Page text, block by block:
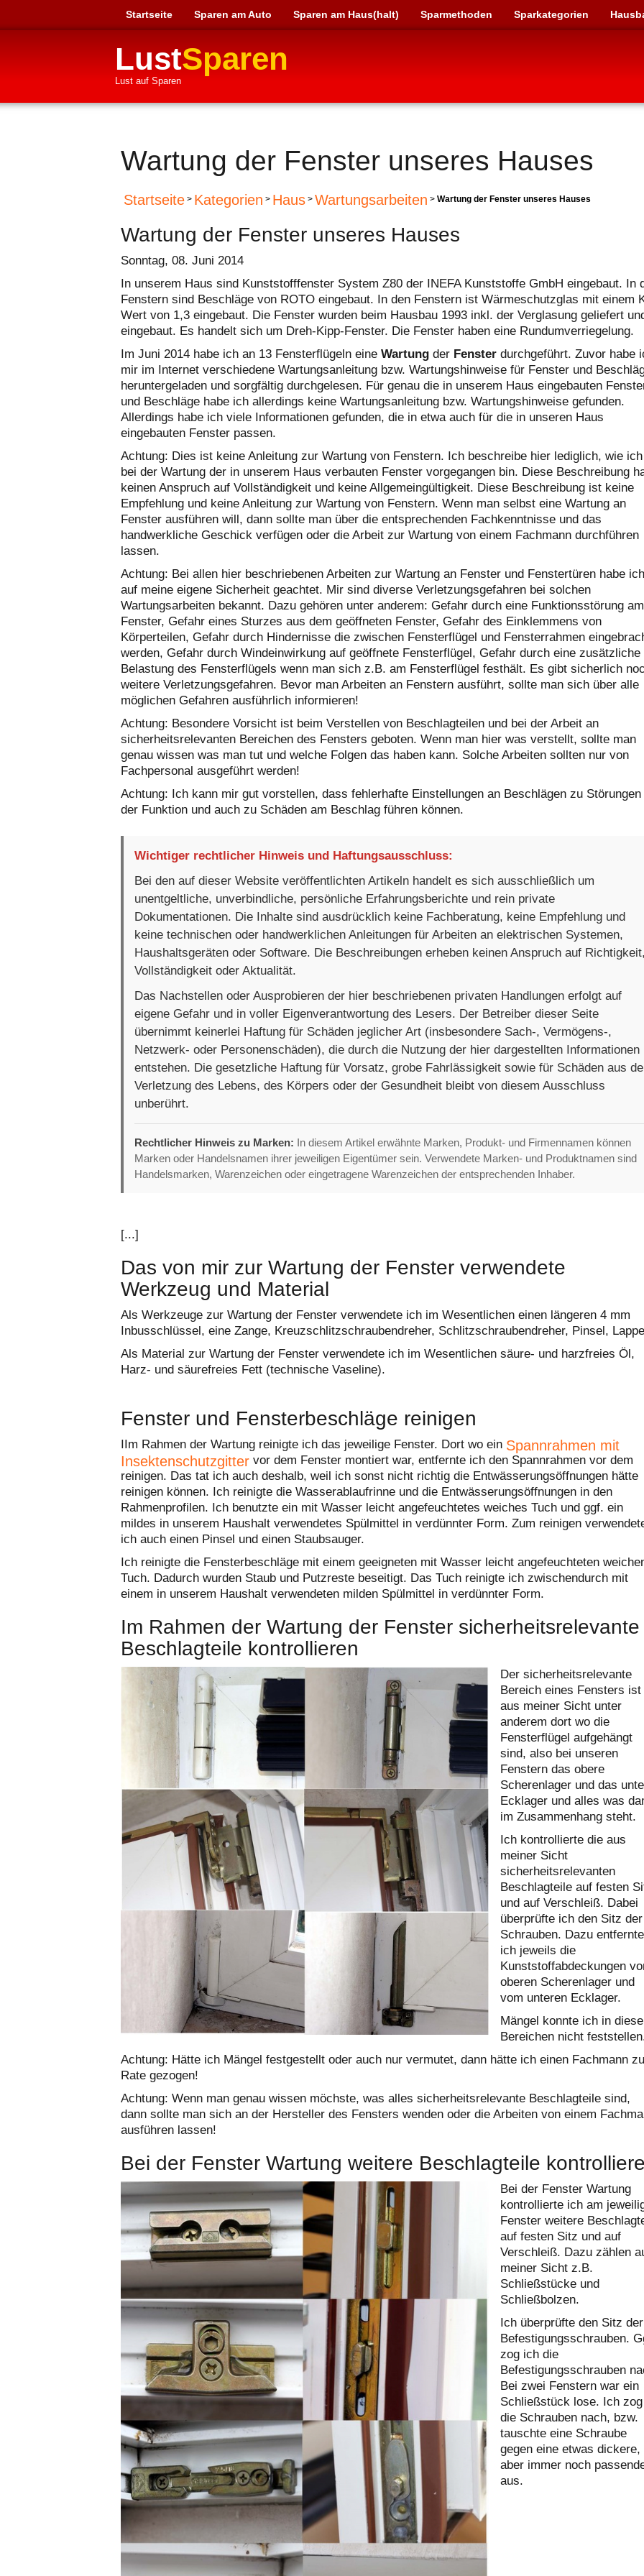
Startseite Sparen am Auto Sparen am Haus(halt) Sparmethoden Sparkategorien
LustSparen
Lust auf Sparen
Wartung der Fenster unseres Hauses
Startseite > Kategorien > Haus > Wartungsarbeiten > Wartung der Fenster unseres Hauses
Wartung der Fenster unseres Hauses
Sonntag, 08. Juni 2014
In unserem Haus sind Kunststofffenster System Z80 der INEFA Kunststoffe GmbH eingebaut. In
Fenstern sind Beschläge von ROTO eingebaut. In den Fenstern ist Wärmeschutzglas mit einem
Wert von 1,3 eingebaut. Die Fenster wurden beim Hausbau 1993 inkl. der Verglasung geliefert
eingebaut. Es handelt sich um Dreh-Kipp-Fenster. Die Fenster haben eine Rundumverriegelung.
Im Juni 2014 habe ich an 13 Fensterflügeln eine Wartung der Fenster durchgeführt. Zuvor habe
mir im Internet verschiedene Wartungsanleitung bzw. Wartungshinweise für Fenster und
heruntergeladen und sorgfältig durchgelesen. Für genau die in unserem Haus eingebauten
und Beschläge habe ich allerdings keine Wartungsanleitung bzw. Wartungshinweise gefunden.
Allerdings habe ich viele Informationen gefunden, die in etwa auch für die in unseren Haus
eingebauten Fenster passen.
Achtung: Dies ist keine Anleitung zur Wartung von Fenstern. Ich beschreibe hier lediglich, wie ich
bei der Wartung der in unserem Haus verbauten Fenster vorgegangen bin. Diese Beschreibung
keinen Anspruch auf Vollständigkeit und keine Allgemeingültigkeit. Diese Beschreibung ist keine
Empfehlung und keine Anleitung zur Wartung von Fenstern. Wenn man selbst eine Wartung an
Fenster ausführen will, dann sollte man über die entsprechenden Fachkenntnisse und das
handwerkliche Geschick verfügen oder die Arbeit zur Wartung von einem Fachmann durchführen
lassen.
Achtung: Bei allen hier beschriebenen Arbeiten zur Wartung an Fenster und Fenstertüren habe ich
auf meine eigene Sicherheit geachtet. Mir sind diverse Verletzungsgefahren bei solchen
Wartungsarbeiten bekannt. Dazu gehören unter anderem: Gefahr durch eine Funktionsstörung am
Fenster, Gefahr eines Sturzes aus dem geöffneten Fenster, Gefahr des Einklemmens von
Körperteilen, Gefahr durch Hindernisse die zwischen Fensterflügel und Fensterrahmen
werden, Gefahr durch Windeinwirkung auf geöffnete Fensterflügel, Gefahr durch eine zusätzliche
Belastung des Fensterflügels wenn man sich z.B. am Fensterflügel festhält. Es gibt sicherlich
weitere Verletzungsgefahren. Bevor man Arbeiten an Fenstern ausführt, sollte man sich über alle
möglichen Gefahren ausführlich informieren!
Achtung: Besondere Vorsicht ist beim Verstellen von Beschlagteilen und bei der Arbeit an
sicherheitsrelevanten Bereichen des Fensters geboten. Wenn man hier was verstellt, sollte man
genau wissen was man tut und welche Folgen das haben kann. Solche Arbeiten sollten nur von
Fachpersonal ausgeführt werden!
Achtung: Ich kann mir gut vorstellen, dass fehlerhafte Einstellungen an Beschlägen zu Störungen
der Funktion und auch zu Schäden am Beschlag führen können.
Wichtiger rechtlicher Hinweis und Haftungsausschluss:
Bei den auf dieser Website veröffentlichten Artikeln handelt es sich ausschließlich um
unentgeltliche, unverbindliche, persönliche Erfahrungsberichte und rein private
Dokumentationen. Die Inhalte sind ausdrücklich keine Fachberatung, keine Empfehlung und
keine technischen oder handwerklichen Anleitungen für Arbeiten an elektrischen Systemen,
Haushaltsgeräten oder Software. Die Beschreibungen erheben keinen Anspruch auf
Vollständigkeit oder Aktualität.
Das Nachstellen oder Ausprobieren der hier beschriebenen privaten Handlungen erfolgt auf
eigene Gefahr und in voller Eigenverantwortung des Lesers. Der Betreiber dieser Seite
übernimmt keinerlei Haftung für Schäden jeglicher Art (insbesondere Sach-, Vermögens-,
Netzwerk- oder Personenschäden), die durch die Nutzung der hier dargestellten Informationen
entstehen. Die gesetzliche Haftung für Vorsatz, grobe Fahrlässigkeit sowie für Schäden aus
Verletzung des Lebens, des Körpers oder der Gesundheit bleibt von diesem Ausschluss
unberührt.
Rechtlicher Hinweis zu Marken: In diesem Artikel erwähnte Marken, Produkt- und Firmennamen können
Marken oder Handelsnamen ihrer jeweiligen Eigentümer sein. Verwendete Marken- und Produktnamen sind
Handelsmarken, Warenzeichen oder eingetragene Warenzeichen der entsprechenden Inhaber.
[...]
Das von mir zur Wartung der Fenster verwendete
Werkzeug und Material
Als Werkzeuge zur Wartung der Fenster verwendete ich im Wesentlichen einen längeren 4 mm
Inbusschlüssel, eine Zange, Kreuzschlitzschraubendreher, Schlitzschraubendreher, Pinsel,
Als Material zur Wartung der Fenster verwendete ich im Wesentlichen säure- und harzfreies Öl,
Harz- und säurefreies Fett (technische Vaseline).
Fenster und Fensterbeschläge reinigen
IIm Rahmen der Wartung reinigte ich das jeweilige Fenster. Dort wo ein Spannrahmen mit
Insektenschutzgitter vor dem Fenster montiert war, entfernte ich den Spannrahmen vor dem
reinigen. Das tat ich auch deshalb, weil ich sonst nicht richtig die Entwässerungsöffnungen hätte
reinigen können. Ich reinigte die Wasserablaufrinne und die Entwässerungsöffnungen in den
Rahmenprofilen. Ich benutzte ein mit Wasser leicht angefeuchtetes weiches Tuch und ggf. ein
mildes in unserem Haushalt verwendetes Spülmittel in verdünnter Form. Zum reinigen
ich auch einen Pinsel und einen Staubsauger.
Ich reinigte die Fensterbeschläge mit einem geeigneten mit Wasser leicht angefeuchteten
Tuch. Dadurch wurden Staub und Putzreste beseitigt. Das Tuch reinigte ich zwischendurch mit
einem in unserem Haushalt verwendeten milden Spülmittel in verdünnter Form.
Im Rahmen der Wartung der Fenster sicherheitsrelevante
Beschlagteile kontrollieren
Der sicherheitsrelevante
Bereich eines Fensters ist
aus meiner Sicht unter
anderem dort wo die
Fensterflügel aufgehängt
sind, also bei unseren
Fenstern das obere
Scherenlager und das
Ecklager und alles was
im Zusammenhang steht.
Ich kontrollierte die aus
meiner Sicht
sicherheitsrelevanten
Beschlagteile auf festen
und auf Verschleiß. Dabei
überprüfte ich den Sitz der
Schrauben. Dazu entfernte
ich jeweils die
Kunststoffabdeckungen
oberen Scherenlager und
vom unteren Ecklager.
Mängel konnte ich in
Bereichen nicht
Achtung: Hätte ich Mängel festgestellt oder auch nur vermutet, dann hätte ich einen Fachmann zu
Rate gezogen!
Achtung: Wenn man genau wissen möchste, was alles sicherheitsrelevante Beschlagteile sind,
dann sollte man sich an der Hersteller des Fensters wenden oder die Arbeiten von einem
ausführen lassen!
Bei der Fenster Wartung weitere Beschlagteile
Bei der Fenster Wartung
kontrollierte ich am
Fenster weitere
auf festen Sitz und auf
Verschleiß. Dazu zählen
meiner Sicht z.B.
Schließstücke und
Schließbolzen.
Ich überprüfte den Sitz der
Befestigungsschrauben.
zog ich die
Befestigungsschrauben
Bei zwei Fenstern war ein
Schließstück lose. Ich zog
die Schrauben nach, bzw.
tauschte eine Schraube
gegen eine etwas dickere,
aber immer noch
aus.